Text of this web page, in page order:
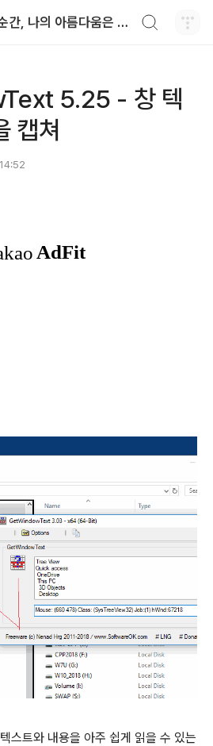
💗지금 이 순간, 나의 아름다움은 가장 빛난다!
5.25 - 창 텍
캡쳐
트와 내용을 아주 쉽게 읽을 수 있는